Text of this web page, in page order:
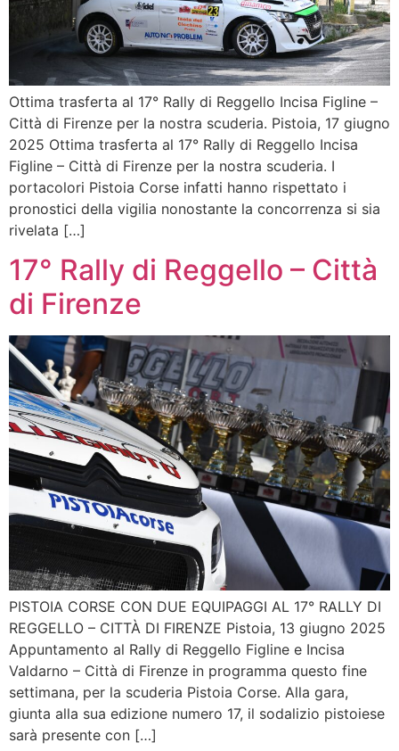
Ottima trasferta al 17° Rally di Reggello Incisa Figline –
Città di Firenze per la nostra scuderia. Pistoia, 17 giugno
2025 Ottima trasferta al 17° Rally di Reggello Incisa
Figline – Città di Firenze per la nostra scuderia. I
portacolori Pistoia Corse infatti hanno rispettato i
pronostici della vigilia nonostante la concorrenza si sia
rivelata […]
17° Rally di Reggello – Città
di Firenze
PISTOIA CORSE CON DUE EQUIPAGGI AL 17° RALLY DI
REGGELLO – CITTÀ DI FIRENZE Pistoia, 13 giugno 2025
Appuntamento al Rally di Reggello Figline e Incisa
Valdarno – Città di Firenze in programma questo fine
settimana, per la scuderia Pistoia Corse. Alla gara,
giunta alla sua edizione numero 17, il sodalizio pistoiese
sarà presente con […]